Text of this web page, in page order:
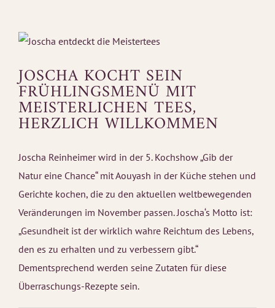
JOSCHA KOCHT SEIN
FRÜHLINGSMENÜ MIT
MEISTERLICHEN TEES,
HERZLICH WILLKOMMEN
Joscha Reinheimer wird in der 5. Kochshow „Gib der
Natur eine Chance“ mit Aouyash in der Küche stehen und
Gerichte kochen, die zu den aktuellen weltbewegenden
Veränderungen im November passen. Joscha‘s Motto ist:
„Gesundheit ist der wirklich wahre Reichtum des Lebens,
den es zu erhalten und zu verbessern gibt.“
Dementsprechend werden seine Zutaten für diese
Überraschungs-Rezepte sein.